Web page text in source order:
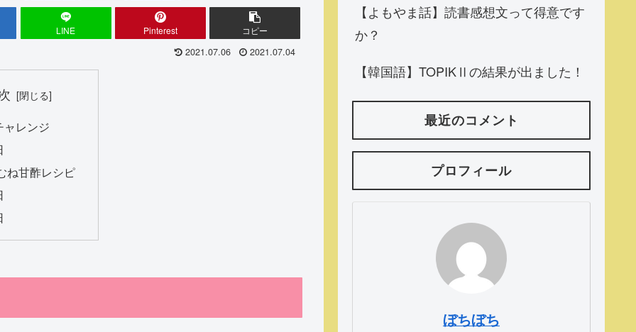
LINE Pinterest コピー
2021.07.06 2021.07.04
ャレンジ
ね甘酢レシピ
【よもやま話】読書感想文って得意です
か？
【韓国語】TOPIKⅡの結果が出ました！
最近のコメント
プロフィール
ぼちぼち